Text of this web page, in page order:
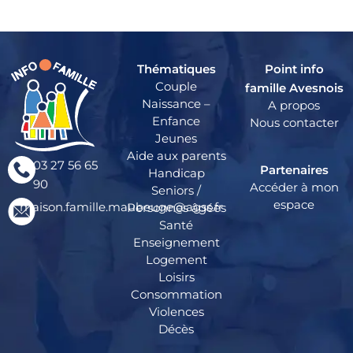
03 27 56 65
90
maison.famille.maubeuge@agss.fr
Thématiques
Couple
Naissance –
Enfance
Jeunes
Aide aux parents
Handicap
Seniors /
Personnes âgées
Santé
Enseignement
Logement
Loisirs
Consommation
Violences
Décès
Point info
famille Avesnois
A propos
Nous contacter
Partenaires
Accéder à mon
espace